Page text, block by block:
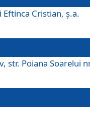
Cristian, ş.a.
Poiana Soarelui